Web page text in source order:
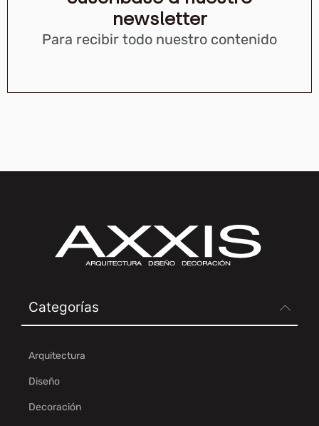
newsletter
Para recibir todo nuestro contenido
Categorías
Arquitectura
Diseño
Decoración